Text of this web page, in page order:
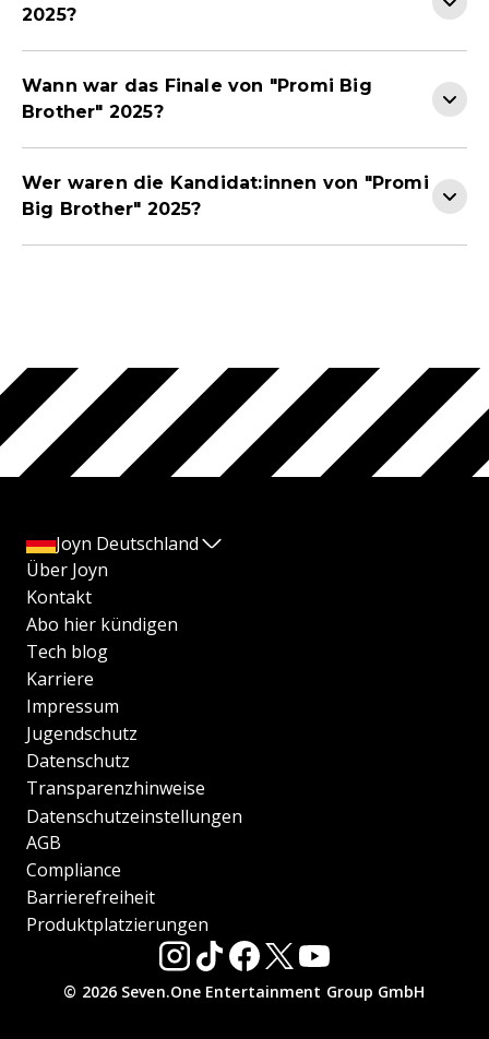
2025?
Wann war das Finale von "Promi Big
Brother" 2025?
Wer waren die Kandidat:innen von "Promi
Big Brother" 2025?
Joyn Deutschland
Über Joyn
Kontakt
Abo hier kündigen
Tech blog
Karriere
Impressum
Jugendschutz
Datenschutz
Transparenzhinweise
Datenschutzeinstellungen
AGB
Compliance
Barrierefreiheit
Produktplatzierungen
© 2026 Seven.One Entertainment Group GmbH